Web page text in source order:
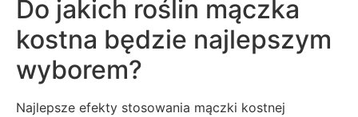
Do jakich roślin mączka
kostna będzie najlepszym
wyborem?
Najlepsze efekty stosowania mączki kostnej